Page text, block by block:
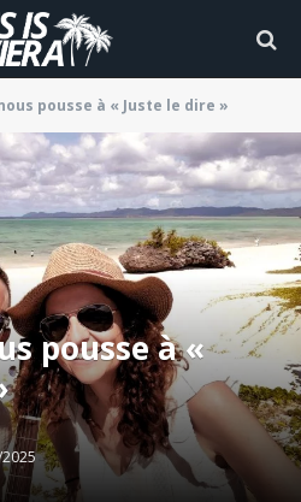
nous pousse à « Juste le dire »
pousse à «